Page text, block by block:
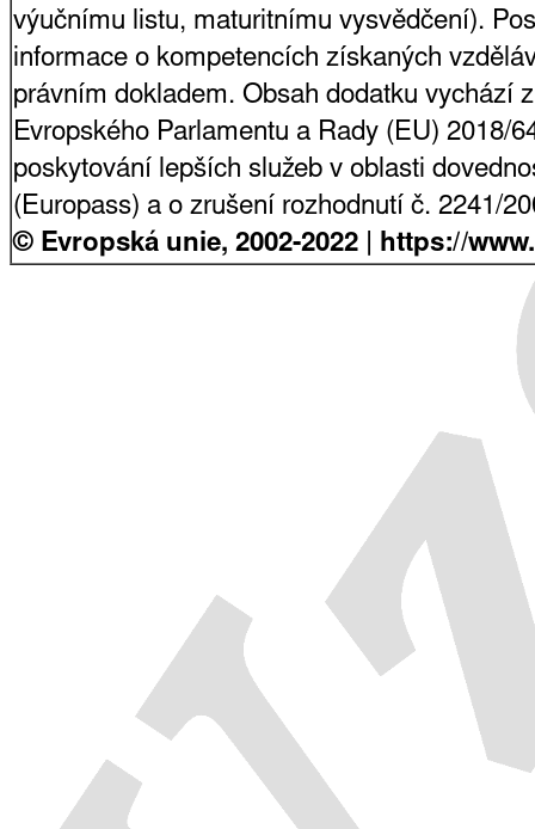
výučnímu listu, maturitnímu vysvědčení).
informace o kompetencích získaných
právním dokladem. Obsah dodatku vychází
Evropského Parlamentu a Rady (EU) 2018/
poskytování lepších služeb v oblasti
(Europass) a o zrušení rozhodnutí č. 2241/
© Evropská unie, 2002-2022 | https://